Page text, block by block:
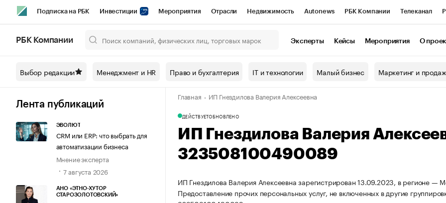
Подписка на РБК Инвестиции Мероприятия Отрасли Недвижимость Autonews РБК Компании Телеканал
Спецпроекты СПб Конференции СПб Спецпроекты Проверка контрагентов
Технологии и медиа Рынок наличной валюты
РБК Компании Эксперты Кейсы Мероприятия О
Выбор редакции Менеджмент и HR Право и бухгалтерия IT и технологии Малый бизнес Маркетинг и
Лента публикаций
ЭВОЛЮТ
CRM или ERP: что выбрать для
автоматизации бизнеса
Мнение эксперта
7 августа 2026
АНО «ЭТНО-ХУТОР
СТАРОЗОЛОТОВСКИЙ»
Главная ИП Гнездилова Валерия Алексеевна
ДЕЙСТВУЕТОБНОВЛЕНО
ИП Гнездилова Валерия
323508100490089
ИП Гнездилова Валерия Алексеевна зарегистрирован 13.09.2023, в регионе —
Предоставление прочих персональных услуг, не включенных в другие